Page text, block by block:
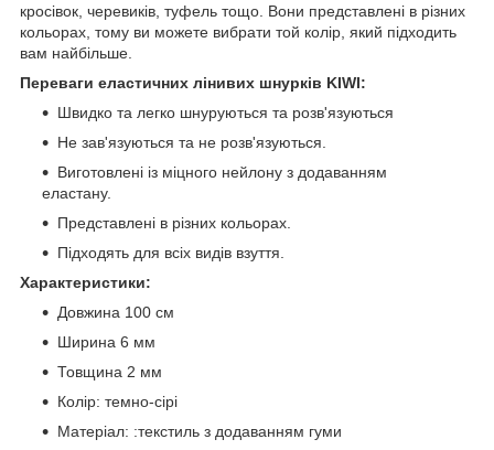
кросівок, черевиків, туфель тощо. Вони представлені в різних
кольорах, тому ви можете вибрати той колір, який підходить
вам найбільше.
Переваги еластичних лінивих шнурків KIWI:
Швидко та легко шнуруються та розв'язуються
Не зав'язуються та не розв'язуються.
Виготовлені із міцного нейлону з додаванням
еластану.
Представлені в різних кольорах.
Підходять для всіх видів взуття.
Характеристики:
Довжина 100 см
Ширина 6 мм
Товщина 2 мм
Колір: темно-сірі
Матеріал: :текстиль з додаванням гуми